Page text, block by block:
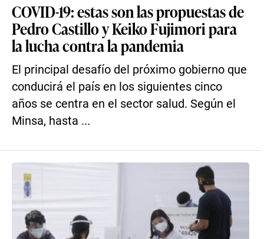
COVID-19: estas son las propuestas de
Pedro Castillo y Keiko Fujimori para
la lucha contra la pandemia
El principal desafío del próximo gobierno que
conducirá el país en los siguientes cinco
años se centra en el sector salud. Según el
Minsa, hasta ...